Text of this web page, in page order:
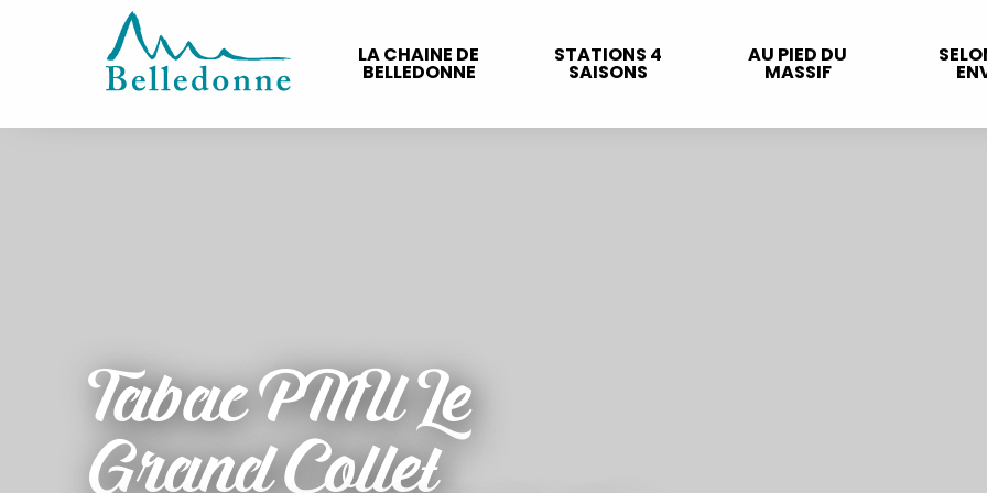
LA CHAINE DE
BELLEDONNE
STATIONS 4
SAISONS
AU PIED DU
MASSIF
Tabac PMU Le
Grand Collet